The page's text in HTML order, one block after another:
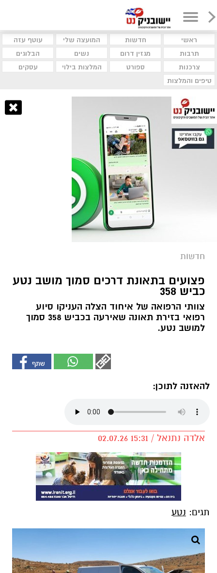
ראשי חדשות המועצה שלי
עוטף עזה
תרבות
מגזין דרום נשים
הבלוגים
צרכנות
ספורט המלצות בילוי
עסקים
טיפים והמלצות
חדשות
פצועים בתאונת דרכים סמוך מושב נטע
כביש 358
צוותי הרפואה של איחוד הצלה העניקו סיוע
רפואי בזירת תאונה שאירעה בכביש 358 סמוך
למושב נטע.
להאזנה לתוכן:
אלדה נתנאל / 15:31 02.07.26
תגים: נטע